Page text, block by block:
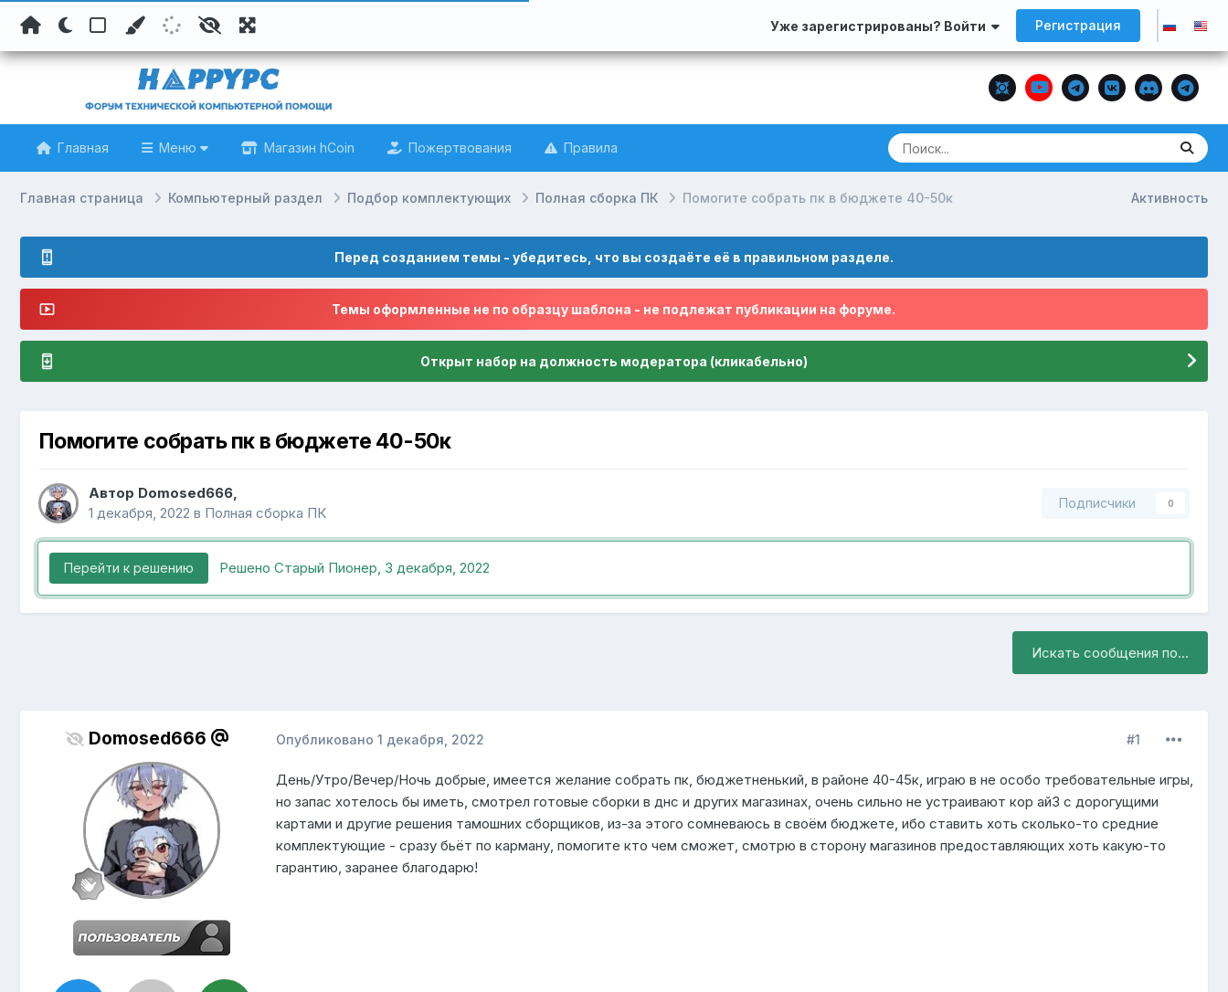
Уже зарегистрированы? Войти Регистрация
Главная Меню Магазин hCoin Пожертвования Правила
Активность
Главная страница Компьютерный раздел Подбор комплектующих Полная сборка ПК Помогите собрать пк в бюджете 40-50к
Перед созданием темы - убедитесь, что вы создаёте её в правильном разделе.
Темы оформленные не по образцу шаблона - не подлежат публикации на форуме.
Открыт набор на должность модератора (кликабельно)
Помогите собрать пк в бюджете 40-50к
Автор Domosed666,
1 декабря, 2022 в Полная сборка ПК
Подписчики 0
Перейти к решению Решено Старый Пионер, 3 декабря, 2022
Искать сообщения по...
Domosed666 #1
Опубликовано 1 декабря, 2022
День/Утро/Вечер/Ночь добрые, имеется желание собрать пк, бюджетненький, в районе 40-45к, играю в не особо требовательные игры,
но запас хотелось бы иметь, смотрел готовые сборки в днс и других магазинах, очень сильно не устраивают кор ай3 с дорогущими
картами и другие решения тамошних сборщиков, из-за этого сомневаюсь в своём бюджете, ибо ставить хоть сколько-то средние
комплектующие - сразу бьёт по карману, помогите кто чем сможет, смотрю в сторону магазинов предоставляющих хоть какую-то
гарантию, заранее благодарю!